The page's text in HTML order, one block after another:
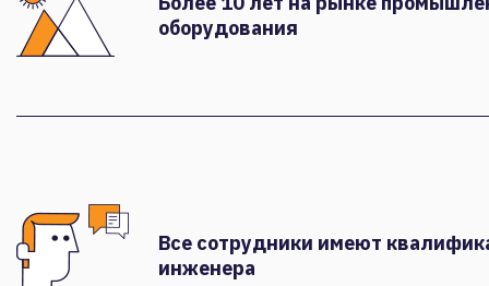
оборудования
Все сотрудники имеют
инженера